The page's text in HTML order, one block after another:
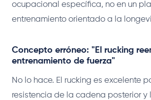
ocupacional específica, no en un
entrenamiento orientado a la
Concepto erróneo: "El rucking
entrenamiento de fuerza"
No lo hace. El rucking es excelente
resistencia de la cadena posterior